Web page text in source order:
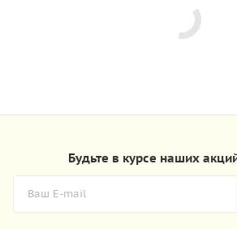
Будьте в курсе наших